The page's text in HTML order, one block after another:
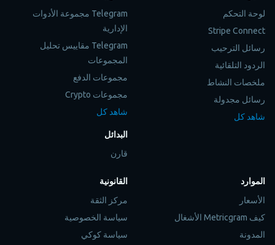
لوحة التحكم
Stripe Connect
رسائل الترحيب
الردود التلقائية
ملخصات النشاط
رسائل مجدولة
شاهد كل
Telegram مجموعة الأدوات
الإدارية
Telegram مقاييس تحليل
المجموعات
مجموعات الدفع
مجموعات Crypto
شاهد كل
البدائل
قارن
الموارد
الأسعار
كيف Metricgram الأشغال
المدونة
القانونية
مركز الثقة
سياسة الخصوصية
سياسة كوكي